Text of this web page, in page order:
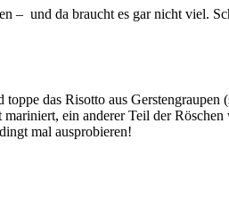
und da braucht es gar nicht viel.
das Risotto aus
ein anderer Teil der
mal ausprobieren!